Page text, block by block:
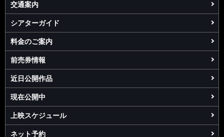
交通案内
シアターガイド
料金のご案内
前売券情報
近日公開作品
現在公開中
上映スケジュール
ネット予約